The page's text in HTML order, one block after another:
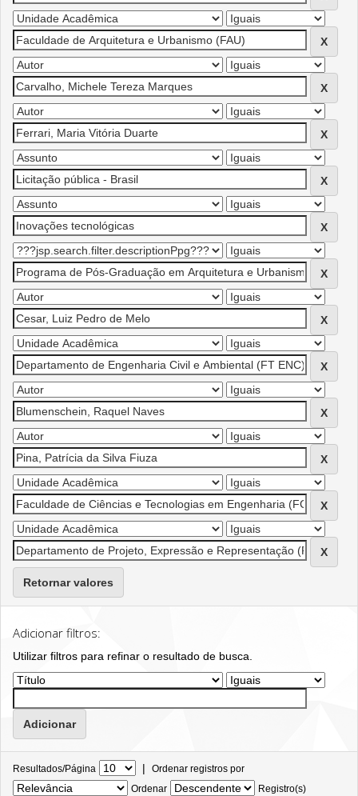
Retornar valores
Adicionar filtros:
Utilizar filtros para refinar o resultado de busca.
Resultados/Página | Ordenar registros por
Ordenar
Registro(s)